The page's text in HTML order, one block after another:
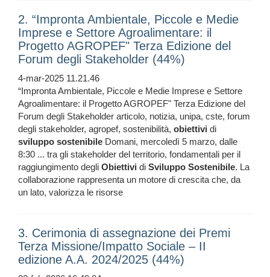
2. “Impronta Ambientale, Piccole e Medie
Imprese e Settore Agroalimentare: il
Progetto AGROPEF" Terza Edizione del
Forum degli Stakeholder (44%)
4-mar-2025 11.21.46
“Impronta Ambientale, Piccole e Medie Imprese e Settore
Agroalimentare: il Progetto AGROPEF" Terza Edizione del
Forum degli Stakeholder articolo, notizia, unipa, cste, forum
degli stakeholder, agropef, sostenibilità, obiettivi di
sviluppo sostenibile Domani, mercoledì 5 marzo, dalle
8:30 ... tra gli stakeholder del territorio, fondamentali per il
raggiungimento degli Obiettivi di Sviluppo Sostenibile. La
collaborazione rappresenta un motore di crescita che, da
un lato, valorizza le risorse
3. Cerimonia di assegnazione dei Premi
Terza Missione/Impatto Sociale – II
edizione A.A. 2024/2025 (44%)